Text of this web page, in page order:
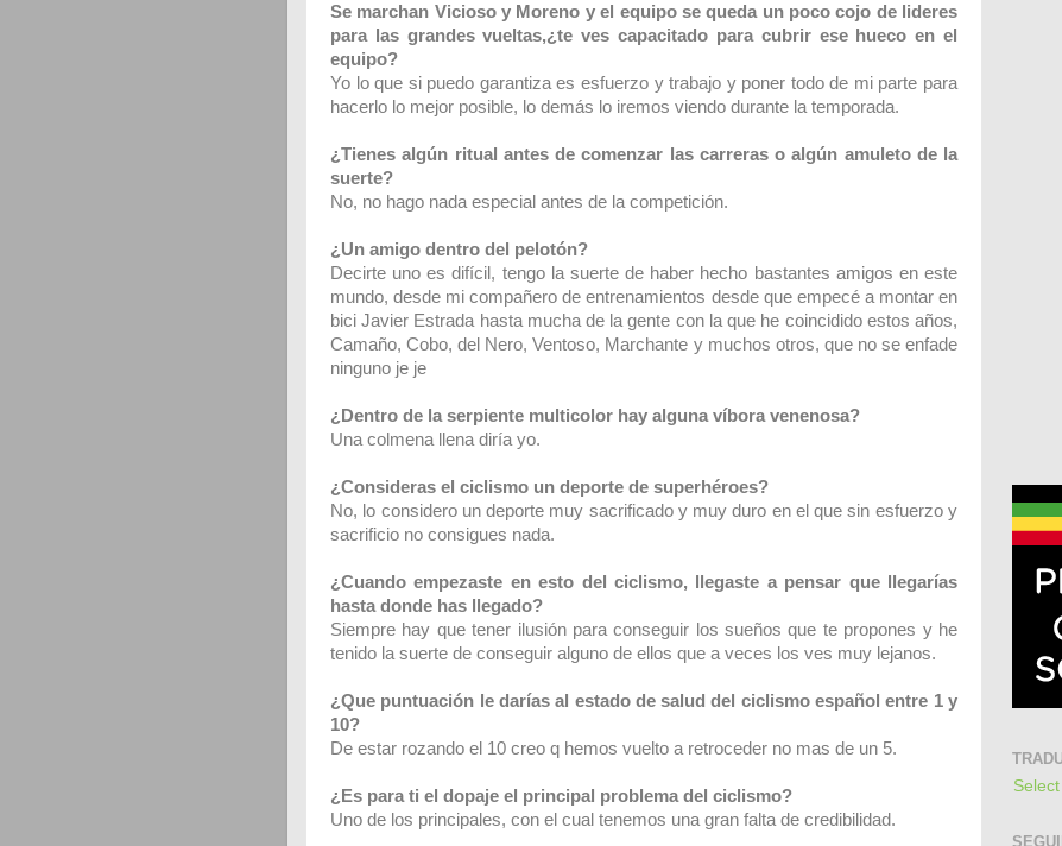
Se marchan Vicioso y Moreno y el equipo se queda un poco cojo de lideres
para las grandes vueltas,¿te ves capacitado para cubrir ese hueco en el
equipo?
Yo lo que si puedo garantiza es esfuerzo y trabajo y poner todo de mi parte para
hacerlo lo mejor posible, lo demás lo iremos viendo durante la temporada.
¿Tienes algún ritual antes de comenzar las carreras o algún amuleto de la
suerte?
No, no hago nada especial antes de la competición.
¿Un amigo dentro del pelotón?
Decirte uno es difícil, tengo la suerte de haber hecho bastantes amigos en este
mundo, desde mi compañero de entrenamientos desde que empecé a montar en
bici Javier Estrada hasta mucha de la gente con la que he coincidido estos años,
Camaño, Cobo, del Nero, Ventoso, Marchante y muchos otros, que no se enfade
ninguno je je
¿Dentro de la serpiente multicolor hay alguna víbora venenosa?
Una colmena llena diría yo.
¿Consideras el ciclismo un deporte de superhéroes?
No, lo considero un deporte muy sacrificado y muy duro en el que sin esfuerzo y
sacrificio no consigues nada.
¿Cuando empezaste en esto del ciclismo, llegaste a pensar que llegarías
hasta donde has llegado?
Siempre hay que tener ilusión para conseguir los sueños que te propones y he
tenido la suerte de conseguir alguno de ellos que a veces los ves muy lejanos.
¿Que puntuación le darías al estado de salud del ciclismo español entre 1 y
10?
De estar rozando el 10 creo q hemos vuelto a retroceder no mas de un 5.
¿Es para ti el dopaje el principal problema del ciclismo?
Uno de los principales, con el cual tenemos una gran falta de credibilidad.